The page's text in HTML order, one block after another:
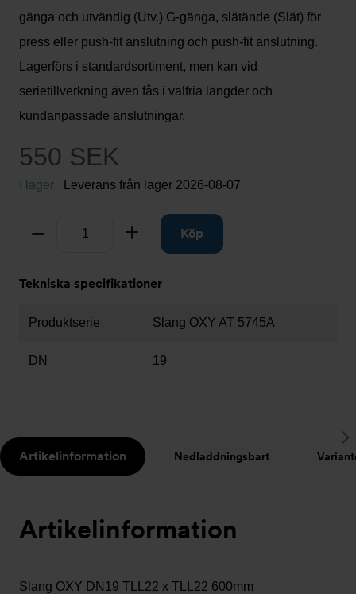
gänga och utvändig (Utv.) G-gänga, slätände (Slät) för
press eller push-fit anslutning och push-fit anslutning.
Lagerförs i standardsortiment, men kan vid
serietillverkning även fås i valfria längder och
kundanpassade anslutningar.
550 SEK
I lager Leverans från lager 2026-08-07
Ta bort Lägg tillKöp
Tekniska specifikationer
Produktserie Slang OXY AT 5745A
DN 19
Artikelinformation Nedladdningsbart
Artikelinformation
Slang OXY DN19 TLL22 x TLL22 600mm